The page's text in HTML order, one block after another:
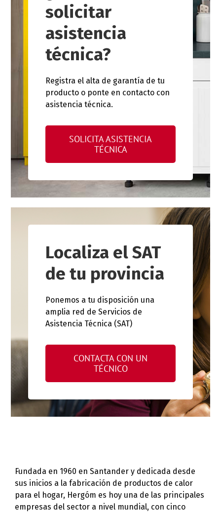
solicitar
asistencia
técnica?
Registra el alta de garantía de tu
producto o ponte en contacto con
asistencia técnica.
SOLICITA ASISTENCIA
TÉCNICA
Localiza el SAT
de tu provincia
Ponemos a tu disposición una
amplia red de Servicios de
Asistencia Técnica (SAT)
CONTACTA CON UN
TÉCNICO
Fundada en 1960 en Santander y dedicada desde
sus inicios a la fabricación de productos de calor
para el hogar, Hergóm es hoy una de las principales
empresas del sector a nivel mundial, con cinco